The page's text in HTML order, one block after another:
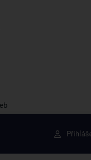
slevy dřív než